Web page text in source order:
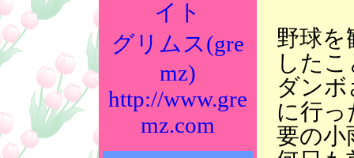
イト
グリムス(gre
mz)
http://www.gre
mz.com
野球を
した
ダン
に行っ
要の小